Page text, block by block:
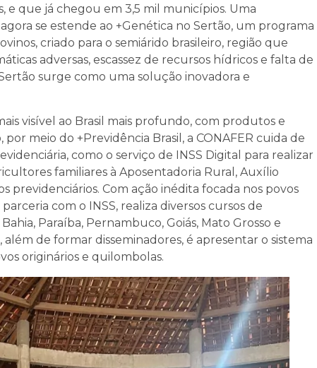
e que já chegou em 3,5 mil municípios. Uma
se estende ao +Genética no Sertão, um programa
criado para o semiárido brasileiro, região que
adversas, escassez de recursos hídricos e falta de
surge como uma solução inovadora e
visível ao Brasil mais profundo, com produtos e
meio do +Previdência Brasil, a CONAFER cuida de
como o serviço de INSS Digital para realizar
familiares à Aposentadoria Rural, Auxílio
previdenciários. Com ação inédita focada nos povos
com o INSS, realiza diversos cursos de
Paraíba, Pernambuco, Goiás, Mato Grosso e
de formar disseminadores, é apresentar o sistema
originários e quilombolas.